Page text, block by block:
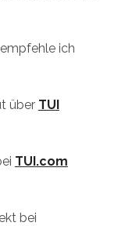
empfehle ich
über TUI
TUI.com
bei